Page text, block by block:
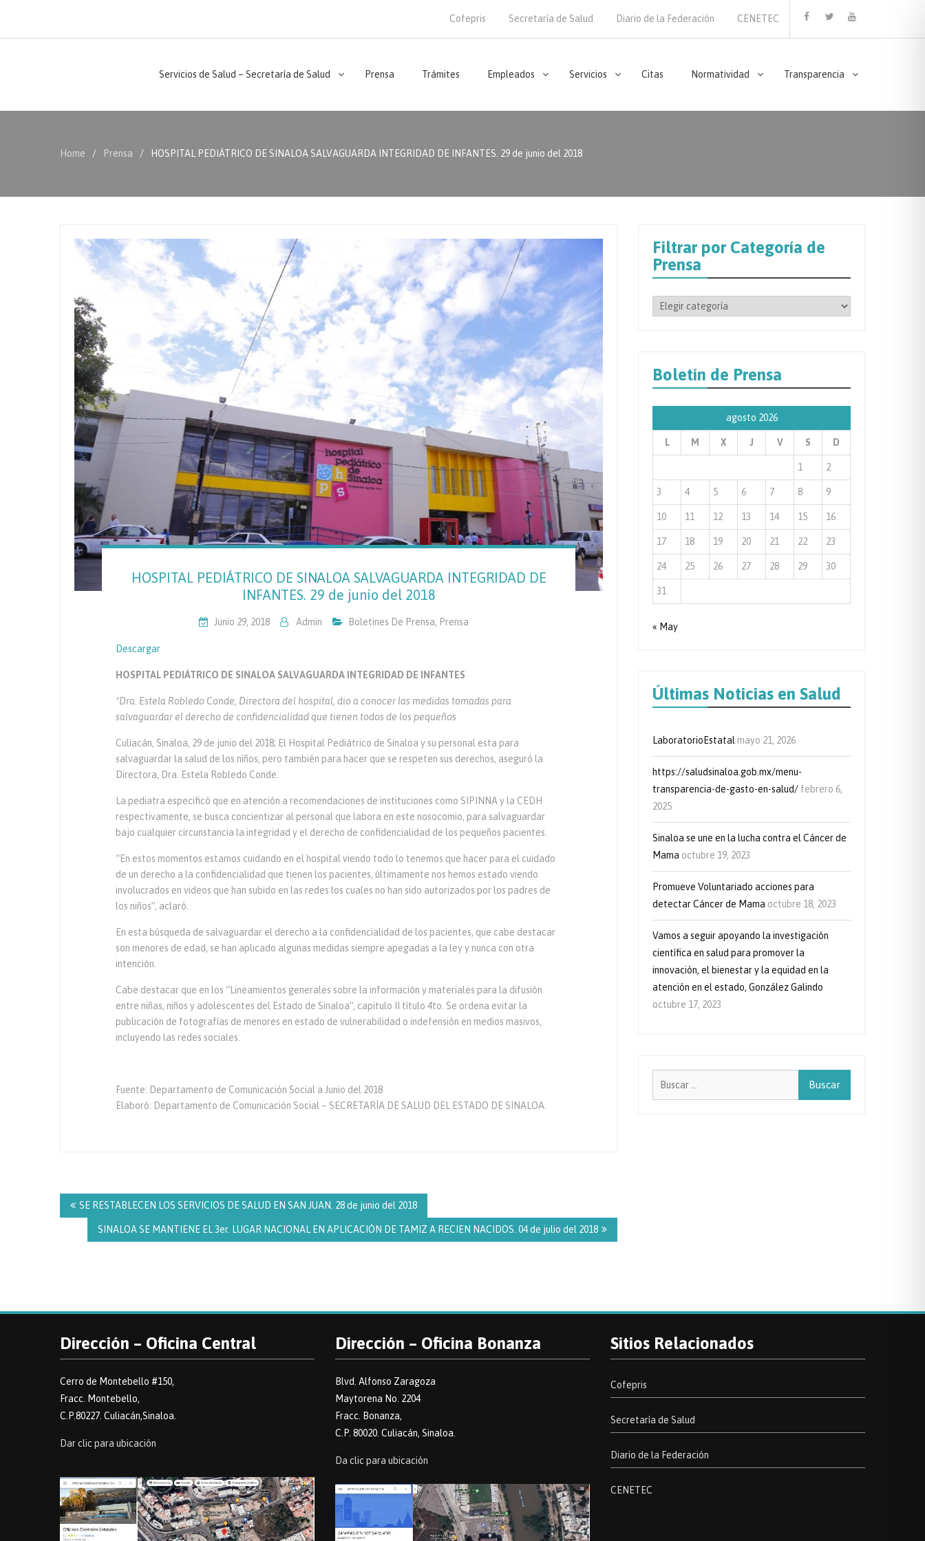
Cofepris Secretaría de Salud Diario de la Federación
CENETEC
Servicios de Salud – Secretaría de Salud Prensa Trámites Empleados Servicios Citas Normatividad Transparencia
Home Prensa HOSPITAL PEDIÁTRICO DE SINALOA SALVAGUARDA INTEGRIDAD DE INFANTES. 29 de junio del 2018
HOSPITAL PEDIÁTRICO DE SINALOA SALVAGUARDA INTEGRIDAD DE
INFANTES. 29 de junio del 2018
Junio 29, 2018 Admin Boletines De Prensa, Prensa
Descargar
HOSPITAL PEDIÁTRICO DE SINALOA SALVAGUARDA INTEGRIDAD DE INFANTES
*Dra. Estela Robledo Conde, Directora del hospital, dio a conocer las medidas tomadas para
salvaguardar el derecho de confidencialidad que tienen todos de los pequeños
Culiacán, Sinaloa, 29 de junio del 2018; El Hospital Pediátrico de Sinaloa y su personal esta para
salvaguardar la salud de los niños, pero también para hacer que se respeten sus derechos, aseguró la
Directora, Dra. Estela Robledo Conde.
La pediatra especificó que en atención a recomendaciones de instituciones como SIPINNA y la CEDH
respectivamente, se busca concientizar al personal que labora en este nosocomio, para salvaguardar
bajo cualquier circunstancia la integridad y el derecho de confidencialidad de los pequeños pacientes.
“En estos momentos estamos cuidando en el hospital viendo todo lo tenemos que hacer para el cuidado
de un derecho a la confidencialidad que tienen los pacientes, últimamente nos hemos estado viendo
involucrados en videos que han subido en las redes los cuales no han sido autorizados por los padres de
los niños”, aclaró.
En esta búsqueda de salvaguardar el derecho a la confidencialidad de los pacientes, que cabe destacar
son menores de edad, se han aplicado algunas medidas siempre apegadas a la ley y nunca con otra
intención.
Cabe destacar que en los “Lineamientos generales sobre la información y materiales para la difusión
entre niñas, niños y adolescentes del Estado de Sinaloa”, capitulo II título 4to. Se ordena evitar la
publicación de fotografías de menores en estado de vulnerabilidad o indefensión en medios masivos,
incluyendo las redes sociales.
Fuente: Departamento de Comunicación Social a Junio del 2018
Elaboró: Departamento de Comunicación Social – SECRETARÍA DE SALUD DEL ESTADO DE SINALOA.
de
entradas
SE RESTABLECEN LOS SERVICIOS DE SALUD EN SAN JUAN. 28 de junio del 2018
SINALOA SE MANTIENE EL 3er. LUGAR NACIONAL EN APLICACIÓN DE TAMIZ A RECIEN NACIDOS. 04 de julio del 2018
Filtrar por Categoría de
Prensa
Filtrar
Prensa
Boletín de Prensa
agosto 2026
L M X J V S D
1 2
3 4 5 6 7 8 9
10 11 12 13 14 15 16
17 18 19 20 21 22 23
24 25 26 27 28 29 30
31
« May
Últimas Noticias en Salud
LaboratorioEstatal mayo 21, 2026
https://saludsinaloa.gob.mx/menu-
transparencia-de-gasto-en-salud/ febrero 6,
2025
Sinaloa se une en la lucha contra el Cáncer de
Mama octubre 19, 2023
Promueve Voluntariado acciones para
detectar Cáncer de Mama octubre 18, 2023
Vamos a seguir apoyando la investigación
científica en salud para promover la
innovación, el bienestar y la equidad en la
atención en el estado, González Galindo
octubre 17, 2023
Dirección – Oficina Central
Cerro de Montebello #150,
Fracc. Montebello,
C.P.80227. Culiacán,Sinaloa.
Dar clic para ubicación
Dirección – Oficina Bonanza
Blvd. Alfonso Zaragoza
Maytorena No. 2204
Fracc. Bonanza,
C.P. 80020. Culiacán, Sinaloa.
Da clic para ubicación
Sitios Relacionados
Cofepris
Secretaría de Salud
Diario de la Federación
CENETEC